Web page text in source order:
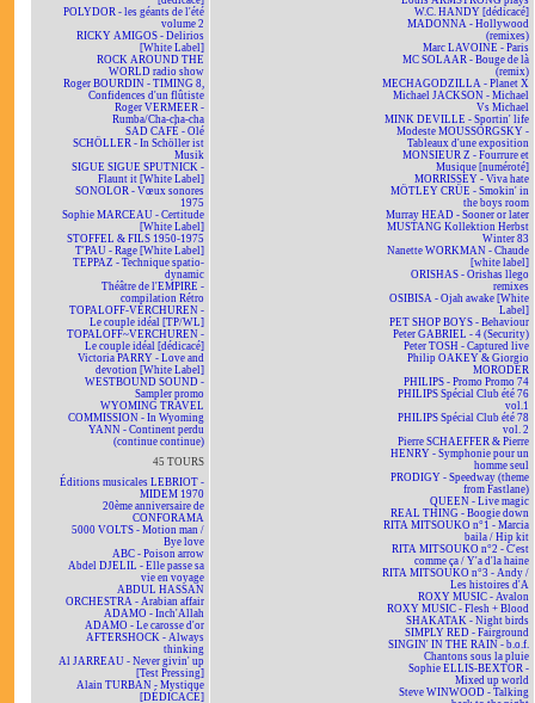
POLYDOR - les géants de l'été
volume 2
RICKY AMIGOS - Delirios
[White Label]
ROCK AROUND THE
WORLD radio show
Roger BOURDIN - TIMING 8,
Confidences d'un flûtiste
Roger VERMEER -
Rumba/Cha-cha-cha
SAD CAFÉ - Olé
SCHÖLLER - In Schöller ist
Musik
SIGUE SIGUE SPUTNICK -
Flaunt it [White Label]
SONOLOR - Vœux sonores
1975
Sophie MARCEAU - Certitude
[White Label]
STOFFEL & FILS 1950-1975
T'PAU - Rage [White Label]
TEPPAZ - Technique spatio-
dynamic
Théâtre de l'EMPIRE -
compilation Rétro
TOPALOFF-VERCHUREN -
Le couple idéal [TP/WL]
TOPALOFF~VERCHUREN -
Le couple idéal [dédicacé]
Victoria PARRY - Love and
devotion [White Label]
WESTBOUND SOUND -
Sampler promo
WYOMING TRAVEL
COMMISSION - In Wyoming
YANN - Continent perdu
(continue continue)
45 TOURS
Éditions musicales LEBRIOT -
MIDEM 1970
20ème anniversaire de
CONFORAMA
5000 VOLTS - Motion man /
Bye love
ABC - Poison arrow
Abdel DJELIL - Elle passe sa
vie en voyage
ABDUL HASSAN
ORCHESTRA - Arabian affair
ADAMO - Inch'Allah
ADAMO - Le carosse d'or
AFTERSHOCK - Always
thinking
Al JARREAU - Never givin' up
[Test Pressing]
Alain TURBAN - Mystique
[DÉDICACÉ]
W.C. HANDY [dédicacé]
MADONNA - Hollywood
(remixes)
Marc LAVOINE - Paris
MC SOLAAR - Bouge de là
(remix)
MECHAGODZILLA - Planet X
Michael JACKSON - Michael
Vs Michael
MINK DEVILLE - Sportin' life
Modeste MOUSSORGSKY -
Tableaux d'une exposition
MONSIEUR Z - Fourrure et
Musique [numéroté]
MORRISSEY - Viva hate
MÖTLEY CRÜE - Smokin' in
the boys room
Murray HEAD - Sooner or later
MUSTANG Kollektion Herbst
Winter 83
Nanette WORKMAN - Chaude
[white label]
ORISHAS - Orishas llego
remixes
OSIBISA - Ojah awake [White
Label]
PET SHOP BOYS - Behaviour
Peter GABRIEL - 4 (Security)
Peter TOSH - Captured live
Philip OAKEY & Giorgio
MORODER
PHILIPS - Promo Promo 74
PHILIPS Spécial Club été 76
vol.1
PHILIPS Spécial Club été 78
vol. 2
Pierre SCHAEFFER & Pierre
HENRY - Symphonie pour un
homme seul
PRODIGY - Speedway (theme
from Fastlane)
QUEEN - Live magic
REAL THING - Boogie down
RITA MITSOUKO n°1 - Marcia
baila / Hip kit
RITA MITSOUKO n°2 - C'est
comme ça / Y'a d'la haine
RITA MITSOUKO n°3 - Andy /
Les histoires d'A
ROXY MUSIC - Avalon
ROXY MUSIC - Flesh + Blood
SHAKATAK - Night birds
SIMPLY RED - Fairground
SINGIN' IN THE RAIN - b.o.f.
Chantons sous la pluie
Sophie ELLIS-BEXTOR -
Mixed up world
Steve WINWOOD - Talking